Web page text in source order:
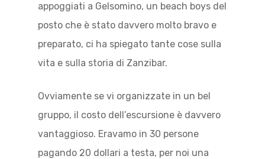
appoggiati a Gelsomino, un beach boys del
posto che è stato davvero molto bravo e
preparato, ci ha spiegato tante cose sulla
vita e sulla storia di Zanzibar.
Ovviamente se vi organizzate in un bel
gruppo, il costo dell’escursione è davvero
vantaggioso. Eravamo in 30 persone
pagando 20 dollari a testa, per noi una